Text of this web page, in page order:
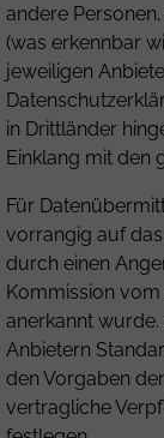
andere
(was erkennbar
jeweiligen
in Drittländer
Einklang mit den
Für
vorrangig auf
durch einen
Kommission vom
anerkannt
Anbietern
den Vorgaben
vertragliche